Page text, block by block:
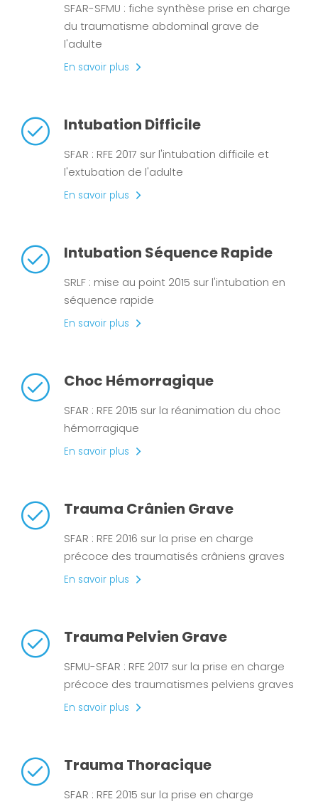
SFAR-SFMU : fiche synthèse prise en charge
du traumatisme abdominal grave de
l'adulte
En savoir plus
Intubation Difficile
SFAR : RFE 2017 sur l'intubation difficile et
l'extubation de l'adulte
En savoir plus
Intubation Séquence Rapide
SRLF : mise au point 2015 sur l'intubation en
séquence rapide
En savoir plus
Choc Hémorragique
SFAR : RFE 2015 sur la réanimation du choc
hémorragique
En savoir plus
Trauma Crânien Grave
SFAR : RFE 2016 sur la prise en charge
précoce des traumatisés crâniens graves
En savoir plus
Trauma Pelvien Grave
SFMU-SFAR : RFE 2017 sur la prise en charge
précoce des traumatismes pelviens graves
En savoir plus
Trauma Thoracique
SFAR : RFE 2015 sur la prise en charge